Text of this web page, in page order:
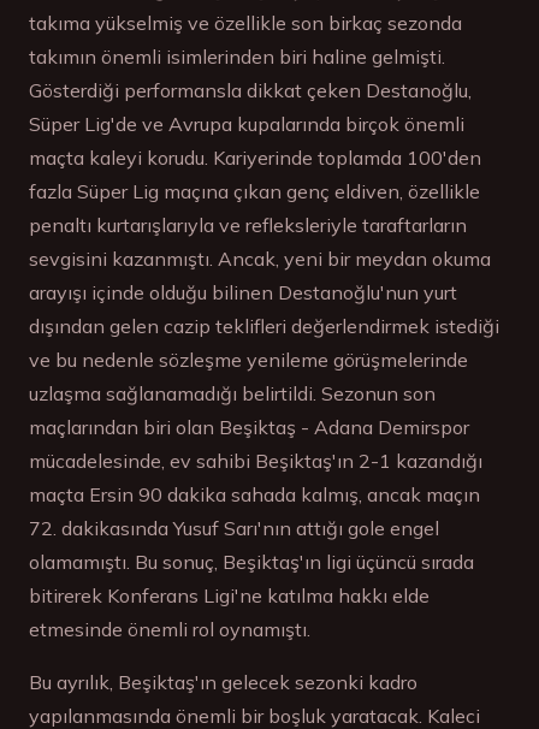
takıma yükselmiş ve özellikle son birkaç sezonda
takımın önemli isimlerinden biri haline gelmişti.
Gösterdiği performansla dikkat çeken Destanoğlu,
Süper Lig'de ve Avrupa kupalarında birçok önemli
maçta kaleyi korudu. Kariyerinde toplamda 100'den
fazla Süper Lig maçına çıkan genç eldiven, özellikle
penaltı kurtarışlarıyla ve refleksleriyle taraftarların
sevgisini kazanmıştı. Ancak, yeni bir meydan okuma
arayışı içinde olduğu bilinen Destanoğlu'nun yurt
dışından gelen cazip teklifleri değerlendirmek istediği
ve bu nedenle sözleşme yenileme görüşmelerinde
uzlaşma sağlanamadığı belirtildi. Sezonun son
maçlarından biri olan Beşiktaş - Adana Demirspor
mücadelesinde, ev sahibi Beşiktaş'ın 2-1 kazandığı
maçta Ersin 90 dakika sahada kalmış, ancak maçın
72. dakikasında Yusuf Sarı'nın attığı gole engel
olamamıştı. Bu sonuç, Beşiktaş'ın ligi üçüncü sırada
bitirerek Konferans Ligi'ne katılma hakkı elde
etmesinde önemli rol oynamıştı.
Bu ayrılık, Beşiktaş'ın gelecek sezonki kadro
yapılanmasında önemli bir boşluk yaratacak. Kaleci